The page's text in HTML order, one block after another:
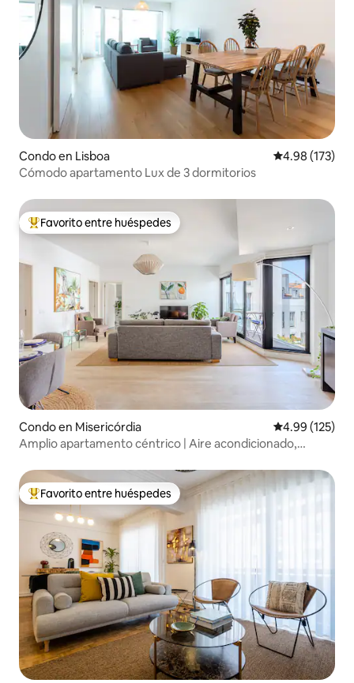
Condo en Lisboa Calificación
4.98 (173)
Cómodo apartamento Lux de 3 dormitorios
Favorito entre huéspedes preferido
Favorito entre huéspedes
Condo en Misericórdia Calificación
4.99 (125)
Amplio apartamento céntrico | Aire acondicionado,
Favorito entre huéspedes preferido
Favorito entre huéspedes